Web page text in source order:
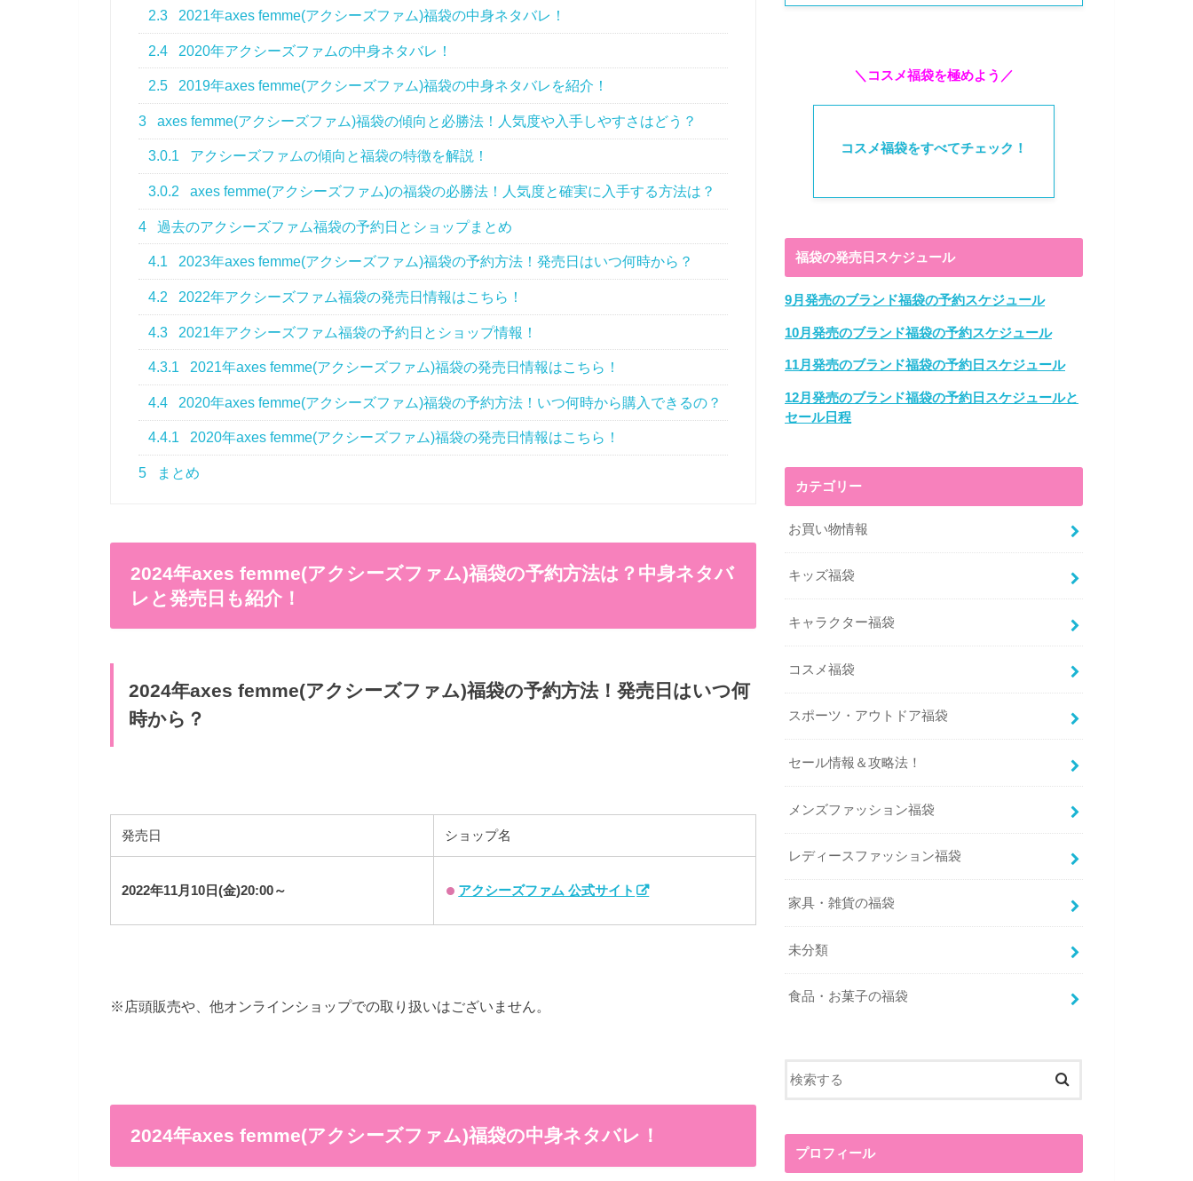
2.3 2021年axes femme(アクシーズファム)福袋の中身ネタバレ！
2.4 2020年アクシーズファムの中身ネタバレ！
2.5 2019年axes femme(アクシーズファム)福袋の中身ネタバレを紹介！
3 axes femme(アクシーズファム)福袋の傾向と必勝法！人気度や入手しやすさはどう？
3.0.1 アクシーズファムの傾向と福袋の特徴を解説！
3.0.2 axes femme(アクシーズファム)の福袋の必勝法！人気度と確実に入手する方法は？
4 過去のアクシーズファム福袋の予約日とショップまとめ
4.1 2023年axes femme(アクシーズファム)福袋の予約方法！発売日はいつ何時から？
4.2 2022年アクシーズファム福袋の発売日情報はこちら！
4.3 2021年アクシーズファム福袋の予約日とショップ情報！
4.3.1 2021年axes femme(アクシーズファム)福袋の発売日情報はこちら！
4.4 2020年axes femme(アクシーズファム)福袋の予約方法！いつ何時から購入できるの？
4.4.1 2020年axes femme(アクシーズファム)福袋の発売日情報はこちら！
5 まとめ
2024年axes femme(アクシーズファム)福袋の予約方法は？中身ネタバ
レと発売日も紹介！
2024年axes femme(アクシーズファム)福袋の予約方法！発売日はいつ何
時から？
発売日 ショップ名
2022年11月10日(金)20:00～ アクシーズファム 公式サイト
※店頭販売や、他オンラインショップでの取り扱いはございません。
2024年axes femme(アクシーズファム)福袋の中身ネタバレ！
＼コスメ福袋を極めよう／
コスメ福袋をすべてチェック！
福袋の発売日スケジュール
9月発売のブランド福袋の予約スケジュール
10月発売のブランド福袋の予約スケジュール
11月発売のブランド福袋の予約日スケジュール
12月発売のブランド福袋の予約日スケジュールと
セール日程
カテゴリー
お買い物情報
キッズ福袋
キャラクター福袋
コスメ福袋
スポーツ・アウトドア福袋
セール情報＆攻略法！
メンズファッション福袋
レディースファッション福袋
家具・雑貨の福袋
未分類
食品・お菓子の福袋
プロフィール